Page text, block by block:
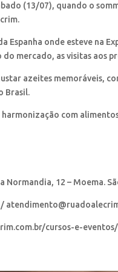
(13/07), quando o
Espanha onde esteve na
do mercado, as visitas aos
azeites memoráveis,
Brasil.
com
Normandia, 12 – Moema.
cursos-e-